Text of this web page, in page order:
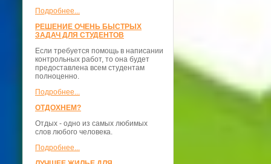
Подробнее...
РЕШЕНИЕ ОЧЕНЬ БЫСТРЫХ
ЗАДАЧ ДЛЯ СТУДЕНТОВ
Если требуется помощь в написании
контрольных работ, то она будет
предоставлена всем студентам
полноценно.
Подробнее...
ОТДОХНЕМ?
Отдых - одно из самых любимых
слов любого человека.
Подробнее...